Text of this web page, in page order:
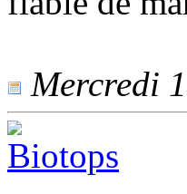
Mercredi